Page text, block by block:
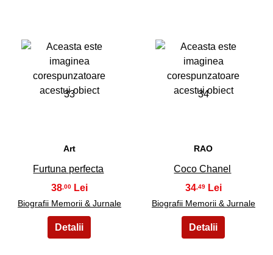
33
Art
Furtuna perfecta
38 ,00
Biografii Memorii & Jurnale
34
RAO
Coco Chanel
34 ,49
Biografii Memorii & Jurnale